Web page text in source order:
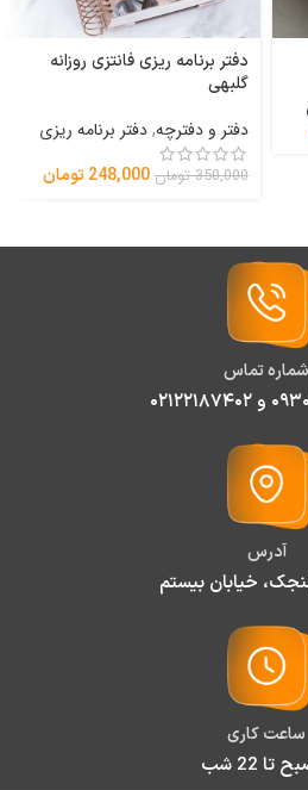
دفتر برنامه ریزی فانتزی روزانه
گلبهی
دفتر و دفترچه,دفتر برنامه ریزی
350,000 تومان 248,000تومان
شماره تماس
آدرس
خیابان بیستم
ساعت کاری